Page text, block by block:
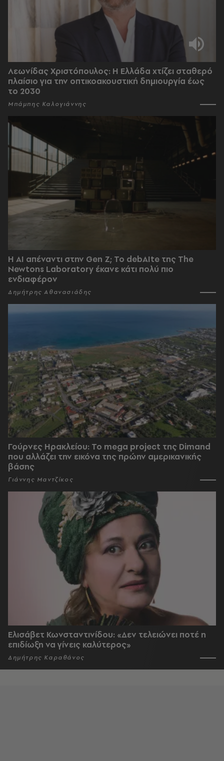
Λεωνίδας Χριστόπουλος: Η Ελλάδα χτίζει σταθερό
πλαίσιο για την οπτικοακουστική δημιουργία έως
το 2030
Μπάμπης Καλογιάννης
Η AI απέναντι στην Gen Z; Το debAIte της The
Newtons Laboratory έκανε κάτι πολύ πιο
ενδιαφέρον
Δημήτρης Αθανασιάδης
Γούρνες Ηρακλείου: To mega project της Dimand
που αλλάζει την εικόνα της πρώην αμερικανικής
βάσης
Γιάννης Μαντζίκος
Ελισάβετ Κωνσταντινίδου: «Δεν τελειώνει ποτέ η
επιδίωξη να γίνεις καλύτερος»
Δημήτρης Καραθάνος